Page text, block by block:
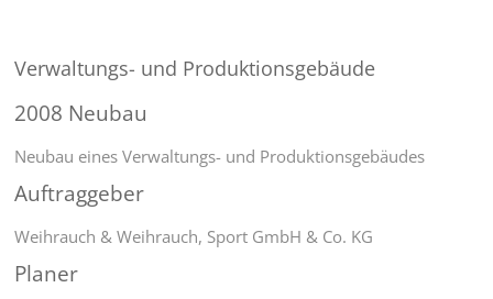
Verwaltungs- und Produktionsgebäude
2008 Neubau
Neubau eines Verwaltungs- und Produktionsgebäudes
Auftraggeber
Weihrauch & Weihrauch, Sport GmbH & Co. KG
Planer